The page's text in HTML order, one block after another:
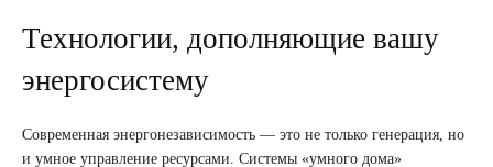
Технологии, дополняющие вашу
энергосистему
Современная энергонезависимость — это не только генерация, но
и умное управление ресурсами. Системы «умного дома»